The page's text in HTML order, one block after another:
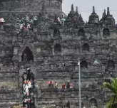
Sao Tomé en
Swaziland
Tanzania
Togo
Zambia
Zanzibar
Zimbabwe
Bolivia
Brazilië
Chili
Colombia
Costa Rica
Cuba
Ecuador